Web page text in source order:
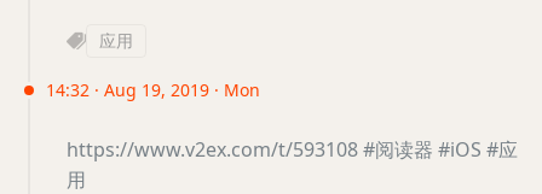
应用
14:32 · Aug 19, 2019 · Mon
https://www.v2ex.com/t/593108#阅读器 #iOS #应
用